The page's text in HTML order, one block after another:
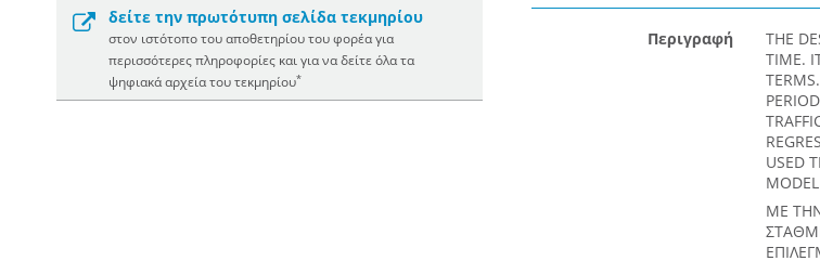
δείτε την πρωτότυπη σελίδα τεκμηρίου
στον ιστότοπο του αποθετηρίου του φορέα για
περισσότερες πληροφορίες και για να δείτε όλα τα
ψηφιακά αρχεία του τεκμηρίου*
Περιγραφή
THE
TIME.
USED
ΜΕ